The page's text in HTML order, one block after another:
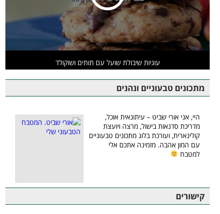
עוגיות שיבולת שועל עם תותים ושוקולד
מתכונים טבעוניים ונהנים
היי, אני אורי שביט – עיתונאית אוכל,
מדריכת סדנאות בישול, מרצה ויועצת
קולינארית, ועורכת בלוג מתכונים טבעוניים
עם המון אהבה. מזמינה אתכם אלי
למטבח
קישורים